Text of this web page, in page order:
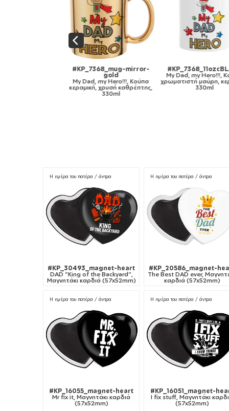
#KP_7368_mug-mirror-
gold
My Dad, my Hero!!!, Κούπα
κεραμική, χρυσή καθρέπτης,
330ml
My Dad, my Hero!!!,
χρωματιστή μαύρη,
330ml
Η ημέρα του πατέρα / άντρα
#KP_30493_magnet-heart
DAD "King of the Backyard",
Μαγνητάκι καρδιά (57x52mm)
Η ημέρα του πατέρα / άντρα
#KP_20586_magnet-
The Best DAD ever,
καρδιά (57x52mm)
Η ημέρα του πατέρα / άντρα
#KP_16055_magnet-heart
Mr fix it, Μαγνητάκι καρδιά
(57x52mm)
Η ημέρα του πατέρα / άντρα
#KP_16051_magnet-
I fix stuff, Μαγνητάκι
(57x52mm)